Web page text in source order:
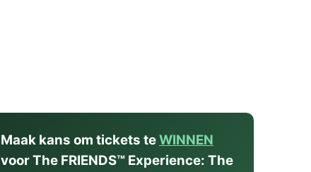
Maak kans om tickets teWINNEN
voor The FRIENDS™ Experience: The